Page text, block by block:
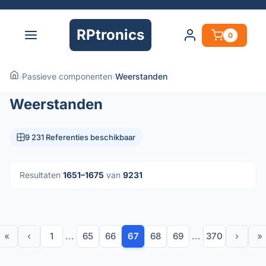
RPtronics 0
›Passieve componenten›Weerstanden
Weerstanden
9 231 Referenties beschikbaar
Resultaten 1651–1675 van 9231
« ‹ 1 ... 65 66 67 68 69 ... 370 › »